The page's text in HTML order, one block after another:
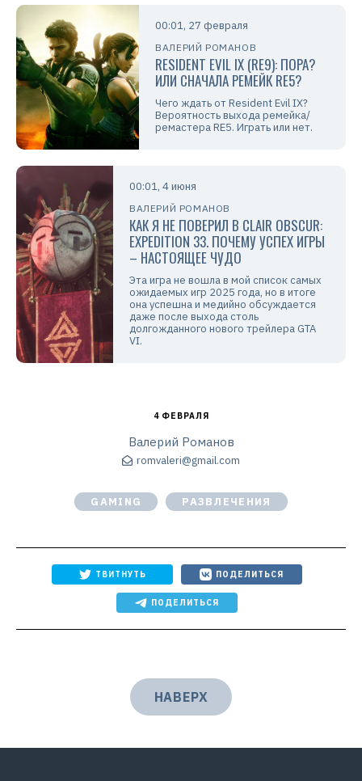
00:01, 27 февраля
ВАЛЕРИЙ РОМАНОВ
RESIDENT EVIL IX (RE9): ПОРА?
ИЛИ СНАЧАЛА РЕМЕЙК RE5?
Чего ждать от Resident Evil IX?
Вероятность выхода ремейка/
ремастера RE5. Играть или нет.
00:01, 4 июня
ВАЛЕРИЙ РОМАНОВ
КАК Я НЕ ПОВЕРИЛ В CLAIR OBSCUR:
EXPEDITION 33. ПОЧЕМУ УСПЕХ ИГРЫ
– НАСТОЯЩЕЕ ЧУДО
Эта игра не вошла в мой список самых
ожидаемых игр 2025 года, но в итоге
она успешна и медийно обсуждается
даже после выхода столь
долгожданного нового трейлера GTA
VI.
4 ФЕВРАЛЯ
Валерий Романов
romvaleri@gmail.com
GAMING РАЗВЛЕЧЕНИЯ
ТВИТНУТЬ ПОДЕЛИТЬСЯ
ПОДЕЛИТЬСЯ
НАВЕРХ